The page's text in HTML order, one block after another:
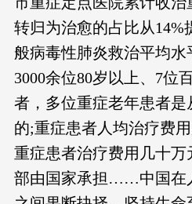
转归为治愈的占比从14%
般病毒性肺炎救治平均
3000余位80岁以上、7位
者，多位重症老年患者
的;重症患者人均治疗费
重症患者治疗费用几十
部由国家承担……中国在